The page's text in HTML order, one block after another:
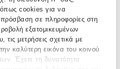
όπως cookies για να
σε πληροφορίες στη
εξατομικευμένων
τις μετρήσεις σχετικά με
καλύτερη εικόνα του κοινού
Έχετε τη δυνατότητα